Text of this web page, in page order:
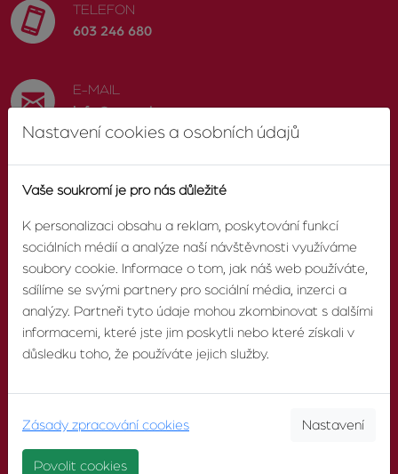
TELEFON
603 246 680
E-MAIL
info@zvonek.cz
SOCIÁLNÍ SÍTĚ
Facebook
O AGENTUŘE
O nás
Náš tým
Nastavení cookies a osobních údajů
Vaše soukromí je pro nás důležité
K personalizaci obsahu a reklam, poskytování funkcí
sociálních médií a analýze naší návštěvnosti využíváme
soubory cookie. Informace o tom, jak náš web používáte,
sdílíme se svými partnery pro sociální média, inzerci a
analýzy. Partneři tyto údaje mohou zkombinovat s dalšími
informacemi, které jste jim poskytli nebo které získali v
důsledku toho, že používáte jejich služby.
Zásady zpracování cookies Nastavení
Povolit cookies